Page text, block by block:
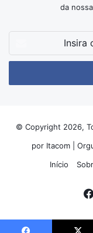
da
seu
de
© Copyright 2026,
por Itacom|
Início